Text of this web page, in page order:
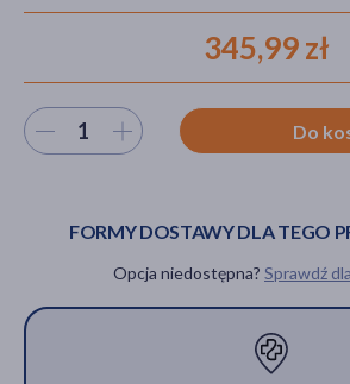
345,99 zł
Wybierz ilość Do
FORMY DOSTAWY DLA TEGO
Opcja niedostępna? Sprawdź